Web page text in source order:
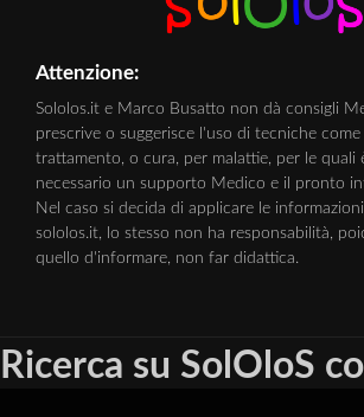
Attenzione:
Sololos.it e Marco Busatto non dà consigli
prescrive o suggerisce l'uso di tecniche
trattamento, o cura, per malattie, per le quali
necessario un supporto Medico e il pronto
Nel caso si decida di applicare le
sololos.it, lo stesso non ha responsabilità,
quello d'informare, non far didattica.
Ricerca su SolOloS